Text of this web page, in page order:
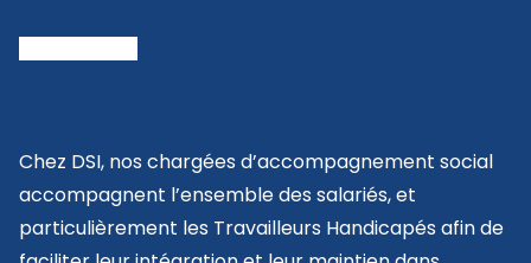
Chez DSI, nos chargées d’accompagnement social
accompagnent l’ensemble des salariés, et
particulièrement les Travailleurs Handicapés afin de